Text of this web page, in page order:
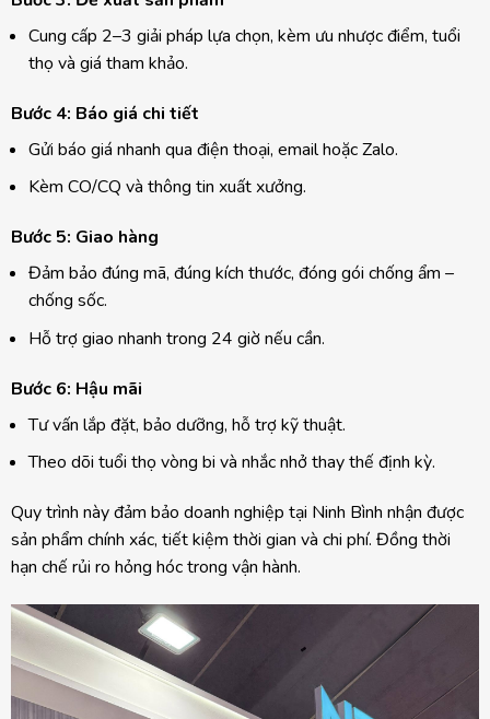
Cung cấp 2–3 giải pháp lựa chọn, kèm ưu nhược điểm, tuổi
thọ và giá tham khảo.
Bước 4: Báo giá chi tiết
Gửi báo giá nhanh qua điện thoại, email hoặc Zalo.
Kèm CO/CQ và thông tin xuất xưởng.
Bước 5: Giao hàng
Đảm bảo đúng mã, đúng kích thước, đóng gói chống ẩm –
chống sốc.
Hỗ trợ giao nhanh trong 24 giờ nếu cần.
Bước 6: Hậu mãi
Tư vấn lắp đặt, bảo dưỡng, hỗ trợ kỹ thuật.
Theo dõi tuổi thọ vòng bi và nhắc nhở thay thế định kỳ.
Quy trình này đảm bảo doanh nghiệp tại Ninh Bình nhận được
sản phẩm chính xác, tiết kiệm thời gian và chi phí. Đồng thời
hạn chế rủi ro hỏng hóc trong vận hành.